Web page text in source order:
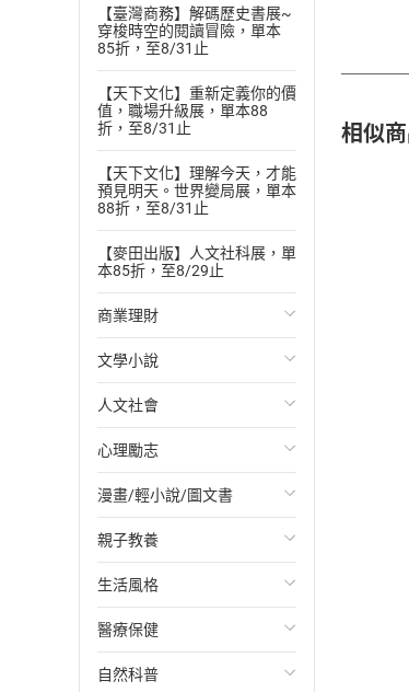
【臺灣商務】解碼歷史書展~
穿梭時空的閱讀冒險，單本
85折，至8/31止
【天下文化】重新定義你的價
值，職場升級展，單本88
折，至8/31止
【天下文化】理解今天，才能
預見明天。世界變局展，單本
88折，至8/31止
【麥田出版】人文社科展，單
本85折，至8/29止
商業理財
投資理財
經濟/趨勢
財務/金融
管理/領導
職場工作術
成功法
行銷/廣告
傳記
文學小說
歐美文學
日本文學
韓國文學
華文文學
經典文學
成長/家庭生活小說
懸疑/推理小說
人文社會
國際關係
政治
社會科學
台灣/中國歷史
日/韓歷史
其他歷史/史學
心理勵志
心靈成長/情緒
人際關係
兩性關係
心理學
漫畫/輕小說/圖文書
輕小說
奇幻/科幻
愛情故事
職場/社會寫實
親子教養
教育現場
兒童文學/故事
兒童科普/學習
生活風格
飲食/食譜
健身/美顏
醫療保健
健康/養生
自然科普
相似